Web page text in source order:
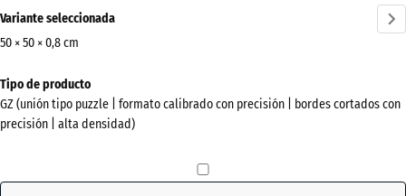
(active)
información
sobre
colores?
Mostrar
colores
Variante seleccionada
50 × 50 × 0,8 cm
Dimensiones
para
el
x
Tipo de producto
GZ (unión tipo puzzle | formato calibrado con precisión | bordes cortados con
precisión | alta densidad)